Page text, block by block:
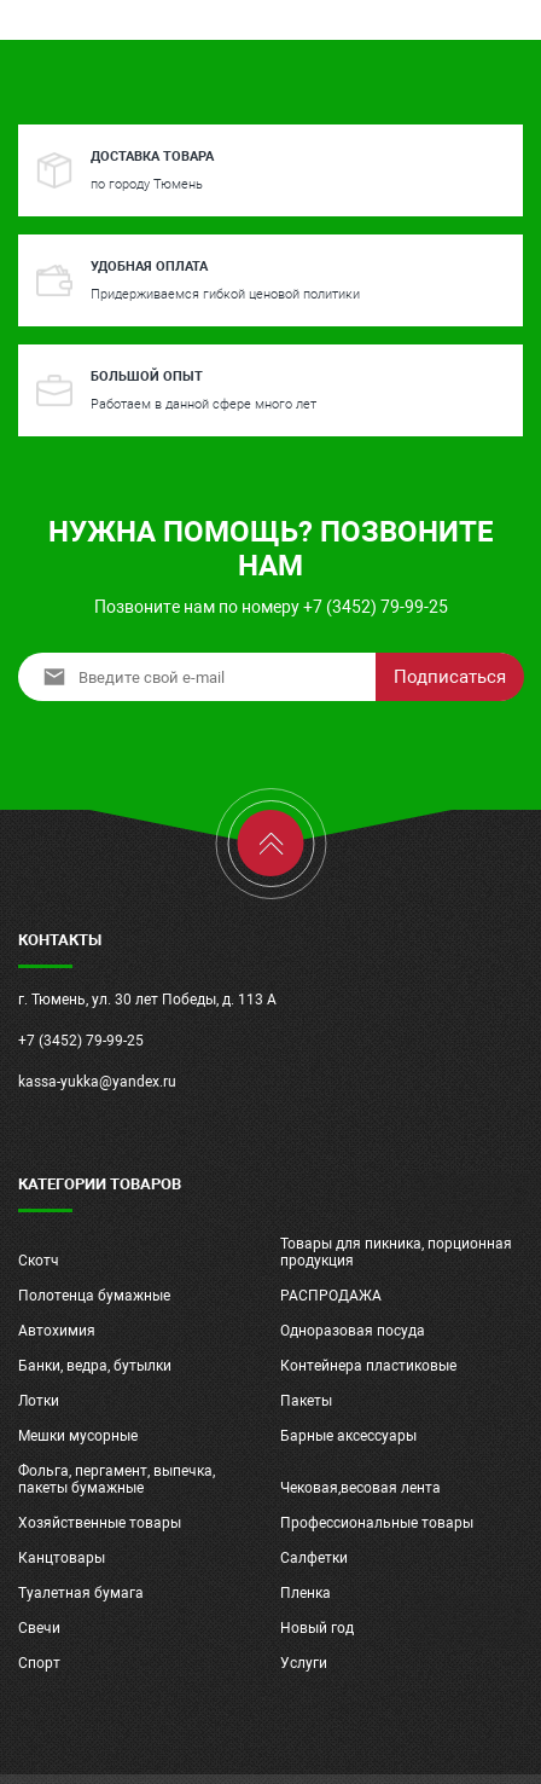
ДОСТАВКА ТОВАРА
по городу Тюмень
УДОБНАЯ ОПЛАТА
Придерживаемся гибкой ценовой политики
БОЛЬШОЙ ОПЫТ
Работаем в данной сфере много лет
НУЖНА ПОМОЩЬ? ПОЗВОНИТЕ
НАМ
Позвоните нам по номеру +7 (3452) 79-99-25
Подписаться
КОНТАКТЫ
г. Тюмень, ул. 30 лет Победы, д. 113 А
+7 (3452) 79-99-25
kassa-yukka@yandex.ru
КАТЕГОРИИ ТОВАРОВ
Скотч
Товары для пикника, порционная
продукция
Полотенца бумажные РАСПРОДАЖА
Автохимия Одноразовая посуда
Банки, ведра, бутылки Контейнера пластиковые
Лотки Пакеты
Мешки мусорные Барные аксессуары
Фольга, пергамент, выпечка,
пакеты бумажные
Чековая,весовая лента
Хозяйственные товары Профессиональные товары
Канцтовары Салфетки
Туалетная бумага Пленка
Свечи Новый год
Спорт Услуги